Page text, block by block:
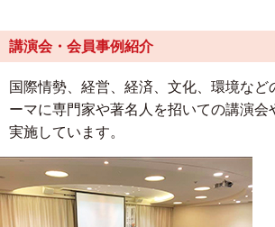
講演会・会員事例紹介
国際情勢、経営、経済、文化、環境など
ーマに専門家や著名人を招いての講演会
実施しています。